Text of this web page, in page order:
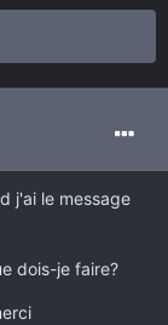
j'ai le message
dois-je faire?